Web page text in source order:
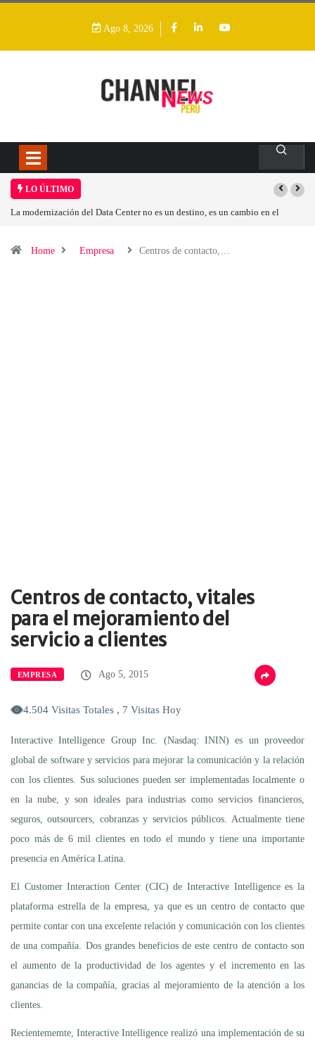
Ago 8, 2026
LO ÚLTIMO
es un destino, es un cambio en el Los ingresos por semiconductores
Home Empresa Centros de contacto,…
Centros de contacto, vitales
para el mejoramiento del
servicio a clientes
EMPRESA Ago 5, 2015
4.504 Visitas Totales , 7 Visitas Hoy
Interactive Intelligence Group Inc. (Nasdaq: ININ) es un proveedor
global de software y servicios para mejorar la comunicación y la relación
con los clientes. Sus soluciones pueden ser implementadas localmente o
en la nube, y son ideales para industrias como servicios financieros,
seguros, outsourcers, cobranzas y servicios públicos. Actualmente tiene
poco más de 6 mil clientes en todo el mundo y tiene una importante
presencia en América Latina.
El Customer Interaction Center (CIC) de Interactive Intelligence es la
plataforma estrella de la empresa, ya que es un centro de contacto que
permite contar con una excelente relación y comunicación con los clientes
de una compañía. Dos grandes beneficios de este centro de contacto son
el aumento de la productividad de los agentes y el incremento en las
ganancias de la compañía, gracias al mejoramiento de la atención a los
clientes.
Recientememte, Interactive Intelligence realizó una implementación de su